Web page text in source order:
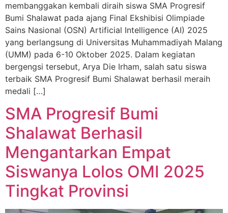
membanggakan kembali diraih siswa SMA Progresif
Bumi Shalawat pada ajang Final Ekshibisi Olimpiade
Sains Nasional (OSN) Artificial Intelligence (AI) 2025
yang berlangsung di Universitas Muhammadiyah Malang
(UMM) pada 6-10 Oktober 2025. Dalam kegiatan
bergengsi tersebut, Arya Die Irham, salah satu siswa
terbaik SMA Progresif Bumi Shalawat berhasil meraih
medali […]
SMA Progresif Bumi
Shalawat Berhasil
Mengantarkan Empat
Siswanya Lolos OMI 2025
Tingkat Provinsi